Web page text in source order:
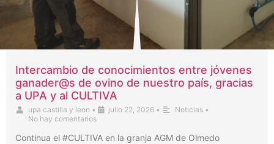
Intercambio de conocimientos entre jóvenes
ganader@s de ovino de nuestro país, gracias
a UPA y al CULTIVA
upa castilla y leon • julio 22, 2026 • Noticias •
No hay comentarios
Continua el #CULTIVA en la granja AGM de Olmedo